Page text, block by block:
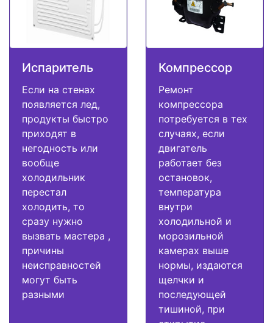
Испаритель
Если на стенах
появляется лед,
продукты быстро
приходят в
негодность или
вообще
холодильник
перестал
холодить, то
сразу нужно
вызвать мастера ,
причины
неисправностей
могут быть
разными
Компрессор
Ремонт
компрессора
потребуется в тех
случаях, если
двигатель
работает без
остановок,
температура
внутри
холодильной и
морозильной
камерах выше
нормы, издаются
щелчки и
последующей
тишиной, при